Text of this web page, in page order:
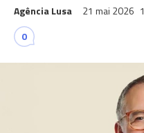
Agência Lusa 21 mai 2026
0